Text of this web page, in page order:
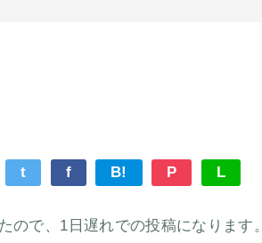
t f B! P L
ので、1日遅れでの投稿になります。